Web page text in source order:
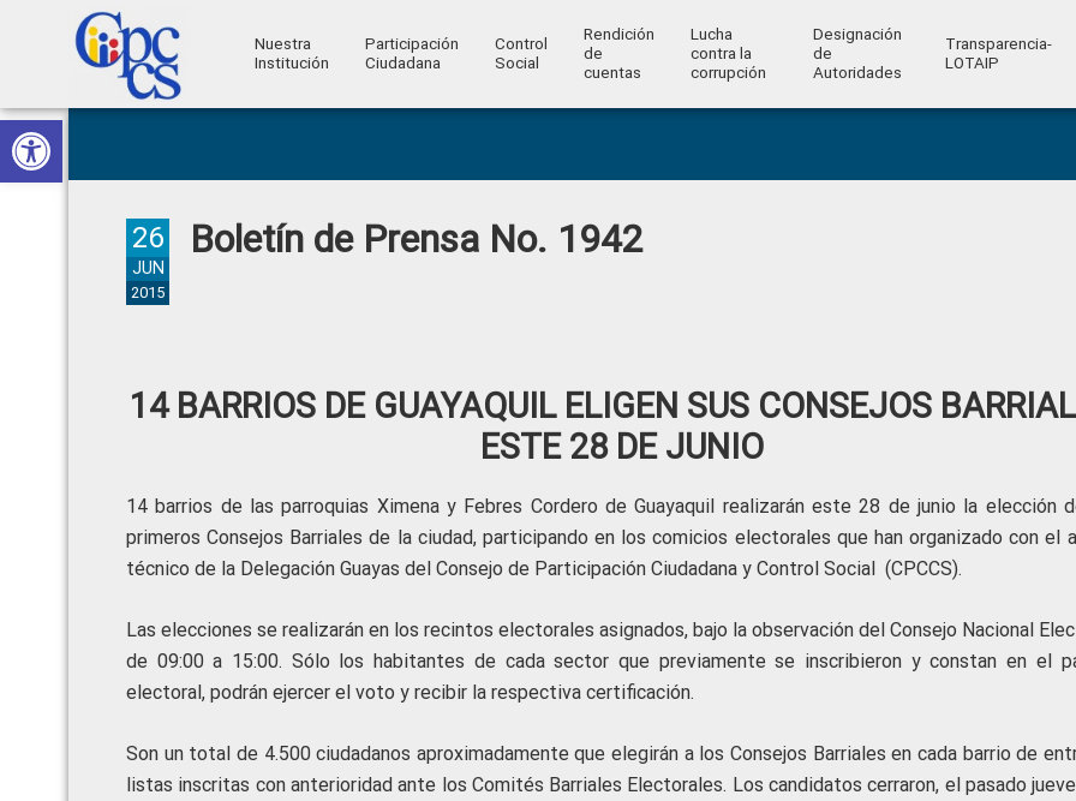
Abrir barra de herramientas
Skip
to
primary
Skip
to
main
Skip
to
primary
Skip
to
footer
Ciudadana
Control
Ciudadano
Nuestra
Institución
Participación
Ciudadana
Control
Social
Rendición
de
cuentas
Lucha
contra la
corrupción
Designación
de
Autoridades
Transparencia-
LOTAIP
Boletín de Prensa No. 1942
26
JUN
2015
14 BARRIOS DE GUAYAQUIL ELIGEN SUS CONSEJOS
ESTE 28 DE JUNIO
14 barrios de las parroquias Ximena y Febres Cordero de Guayaquil realizarán este 28 de junio la elección
primeros Consejos Barriales de la ciudad, participando en los comicios electorales que han organizado con el
técnico de la Delegación Guayas del Consejo de Participación Ciudadana y Control Social (CPCCS).
Las elecciones se realizarán en los recintos electorales asignados, bajo la observación del Consejo Nacional
de 09:00 a 15:00. Sólo los habitantes de cada sector que previamente se inscribieron y constan en el
electoral, podrán ejercer el voto y recibir la respectiva certificación.
Son un total de 4.500 ciudadanos aproximadamente que elegirán a los Consejos Barriales en cada barrio de
listas inscritas con anterioridad ante los Comités Barriales Electorales. Los candidatos cerraron, el pasado